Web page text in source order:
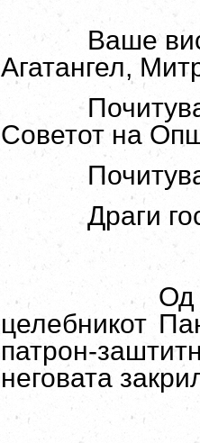
Ваше
Агатангел,
Советот на
Драги
Од
целебникот
патрон-
неговата